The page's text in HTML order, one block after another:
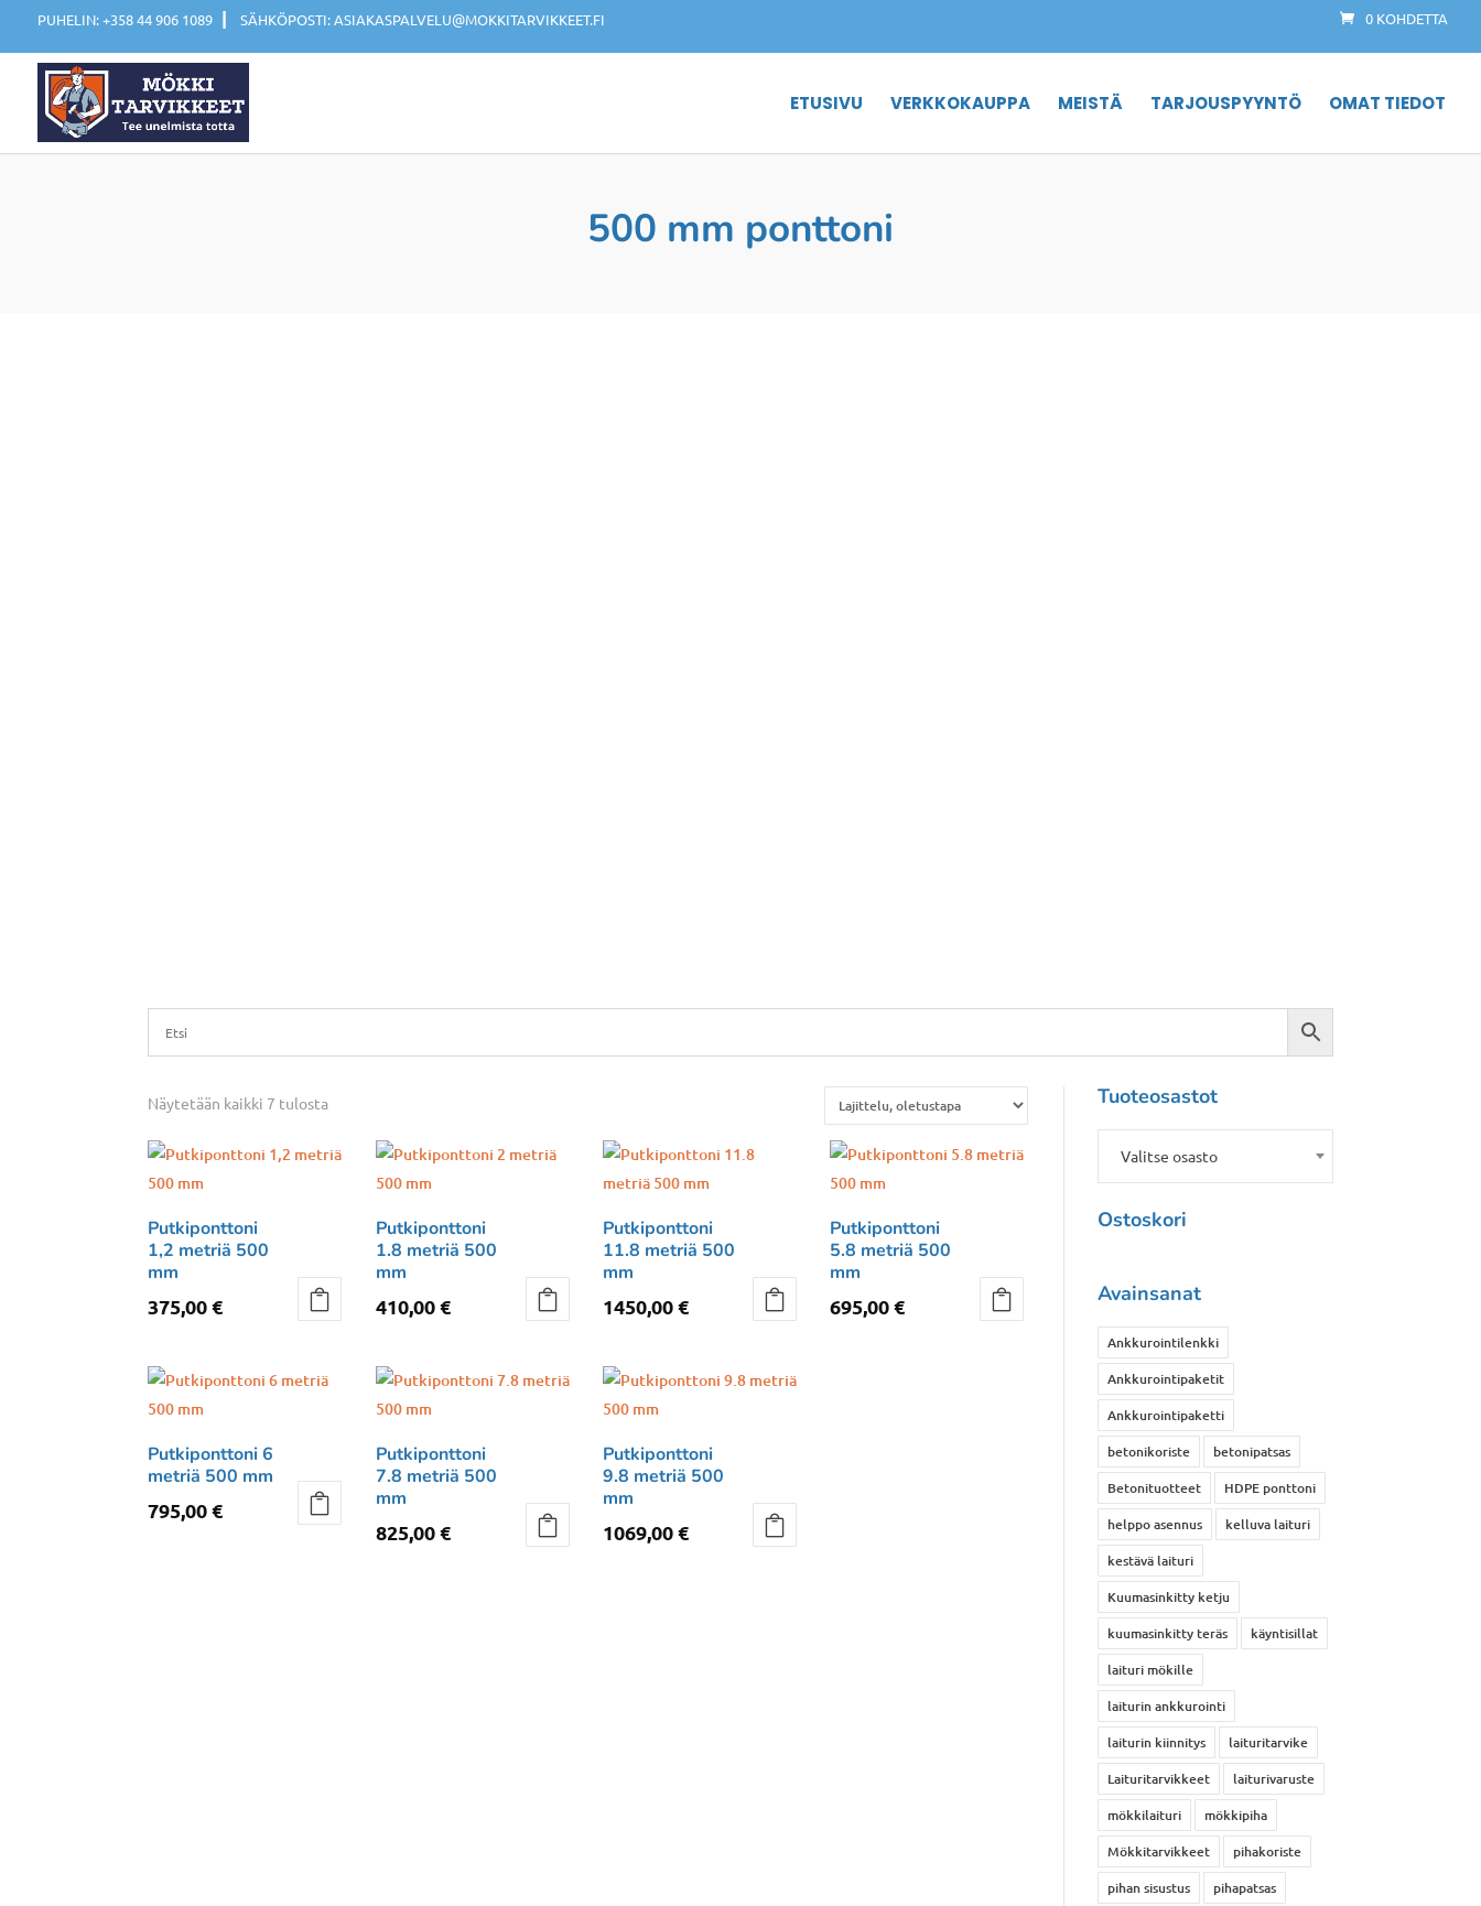
PUHELIN: +358 44 906 1089 | SÄHKÖPOSTI: ASIAKASPALVELU@MOKKITARVIKKEET.FI 0 KOHDETTA
ETUSIVU VERKKOKAUPPA MEISTÄ TARJOUSPYYNTÖ OMAT TIEDOT
500 mm ponttoni
Näytetään kaikki 7 tulosta
Putkiponttoni
1,2 metriä 500
mm
375,00€
Putkiponttoni
1.8 metriä 500
mm
410,00€
Putkiponttoni
11.8 metriä 500
mm
1450,00€
Putkiponttoni
5.8 metriä 500
mm
695,00€
Putkiponttoni 6
metriä 500 mm
795,00€
Putkiponttoni
7.8 metriä 500
mm
825,00€
Putkiponttoni
9.8 metriä 500
mm
1069,00€
Tuoteosastot
Valitse osasto
Ostoskori
Avainsanat
Ankkurointilenkki
Ankkurointipaketit
Ankkurointipaketti
betonikoriste
betonipatsas
Betonituotteet
HDPE ponttoni
helppo asennus
kelluva laituri
kestävä laituri
Kuumasinkitty ketju
kuumasinkitty teräs
käyntisillat
laituri mökille
laiturin ankkurointi
laiturin kiinnitys
laituritarvike
Laituritarvikkeet
laiturivaruste
mökkilaituri
mökkipiha
Mökkitarvikkeet
pihakoriste
pihan sisustus
pihapatsas